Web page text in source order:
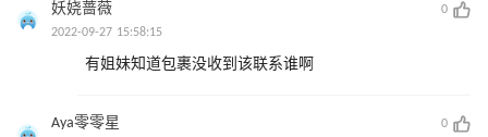
妖娆蔷薇
0
2022-09-27 15:58:15
有姐妹知道包裹没收到该联系谁啊
Aya零零星
0